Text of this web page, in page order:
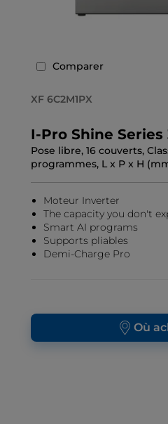
Comparer
XF 6C2M1PX
I-Pro Shine Series
Pose libre, 16 couverts,
programmes, L x P x H
Moteur Inverter
The capacity you don't
Smart AI programs
Supports pliables
Demi-Charge Pro
Où